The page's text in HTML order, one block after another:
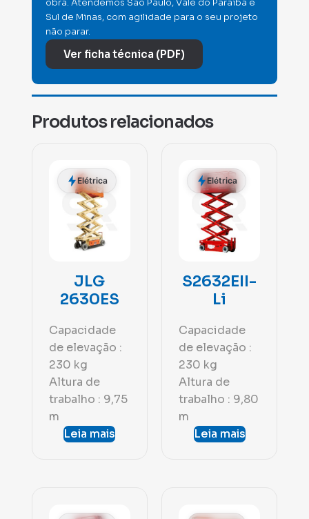
Sul de Minas, com agilidade para o seu projeto
não parar.
Ver ficha técnica (PDF)
Produtos relacionados
Elétrica
JLG
2630ES
Capacidade
de elevação :
230 kg
Altura de
trabalho : 9,75
m
Leia mais
Elétrica
S2632EII-
Li
Capacidade
de elevação :
230 kg
Altura de
trabalho : 9,80
m
Leia mais